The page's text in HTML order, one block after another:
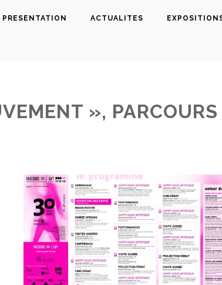
PRESENTATION ACTUALITES
»,